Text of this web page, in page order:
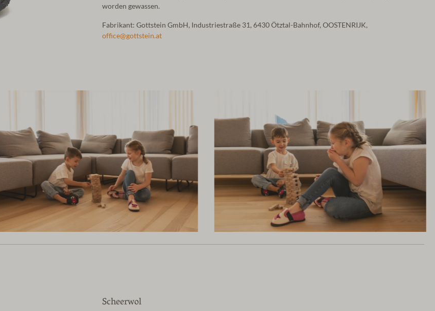
worden gewassen.
Fabrikant: Gottstein GmbH, Industriestraße 31, 6430 Ötztal-Bahnhof, OOSTENRIJK,
office@gottstein.at
Scheerwol